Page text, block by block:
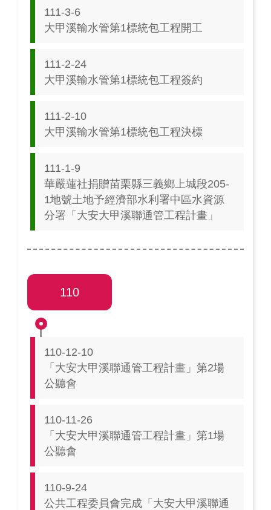
111-3-6
大甲溪輸水管第1標統包工程開工
111-2-24
大甲溪輸水管第1標統包工程簽約
111-2-10
大甲溪輸水管第1標統包工程決標
111-1-9
華嚴蓮社捐贈苗栗縣三義鄉上城段205-
1地號土地予經濟部水利署中區水資源
分署「大安大甲溪聯通管工程計畫」
110
110-12-10
「大安大甲溪聯通管工程計畫」第2場
公聽會
110-11-26
「大安大甲溪聯通管工程計畫」第1場
公聽會
110-9-24
公共工程委員會完成「大安大甲溪聯通